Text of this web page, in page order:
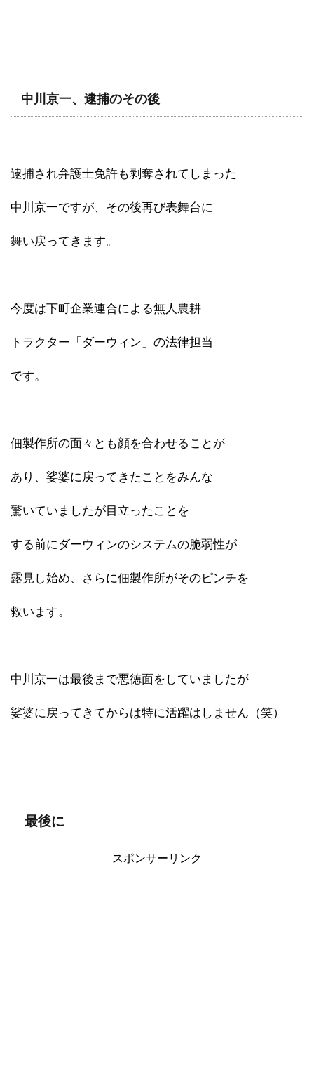
中川京一、逮捕のその後
逮捕され弁護士免許も剥奪されてしまった
中川京一ですが、その後再び表舞台に
舞い戻ってきます。
今度は下町企業連合による無人農耕
トラクター「ダーウィン」の法律担当
です。
佃製作所の面々とも顔を合わせることが
あり、娑婆に戻ってきたことをみんな
驚いていましたが目立ったことを
する前にダーウィンのシステムの脆弱性が
露見し始め、さらに佃製作所がそのピンチを
救います。
中川京一は最後まで悪徳面をしていましたが
娑婆に戻ってきてからは特に活躍はしません（笑）
最後に
スポンサーリンク